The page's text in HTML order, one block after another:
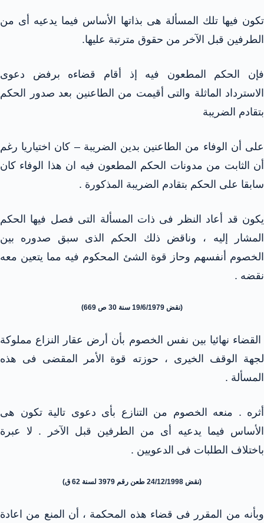
تكون فيها تلك المسألة هى بذاتها الأساس فيما يدعيه أى من
الطرفين قبل الآخر من حقوق مترتبة عليها.
فإن الحكم المطعون فيه إذ أقام قضاءه برفض دعوى
الاسترداد الماثلة والتى أقيمت من الطاعنين بعد صدور الحكم
بتقادم الضريبة
على أن الوفاء من الطاعنين بدين الضريبة – كان اختياريا رغم
أن الثابت من مدونات الحكم المطعون فيه ان هذا الوفاء كان
سابقا على الحكم بتقادم الضريبة المذكورة .
يكون قد أعاد النظر فى ذات المسألة التى فصل فيها الحكم
المشار إليه ، وناقض ذلك الحكم الذى سبق صدوره بين
الخصوم أنفسهم وحاز قوة الشئ المحكوم فيه مما يتعين معه
نقضه .
(نقض 19/6/1979 سنة 30 ص 669)
القضاء نهائيا بين نفس الخصوم بأن أرض عقار النزاع مملوكة
لجهة الوقف الخيرى ، حوزته قوة الأمر المقضى فى هذه
المسألة .
أثره . منعه الخصوم من التنازع بأى دعوى تالية تكون هى
الأساس فيما يدعيه أى من الطرفين قبل الآخر . لا عبرة
باختلاف الطلبات فى الدعويين .
(نقض 24/12/1998 طعن رقم 3979 لسنة 62 ق)
وبأنه من المقرر فى قضاء هذه المحكمة ، أن المنع من اعادة